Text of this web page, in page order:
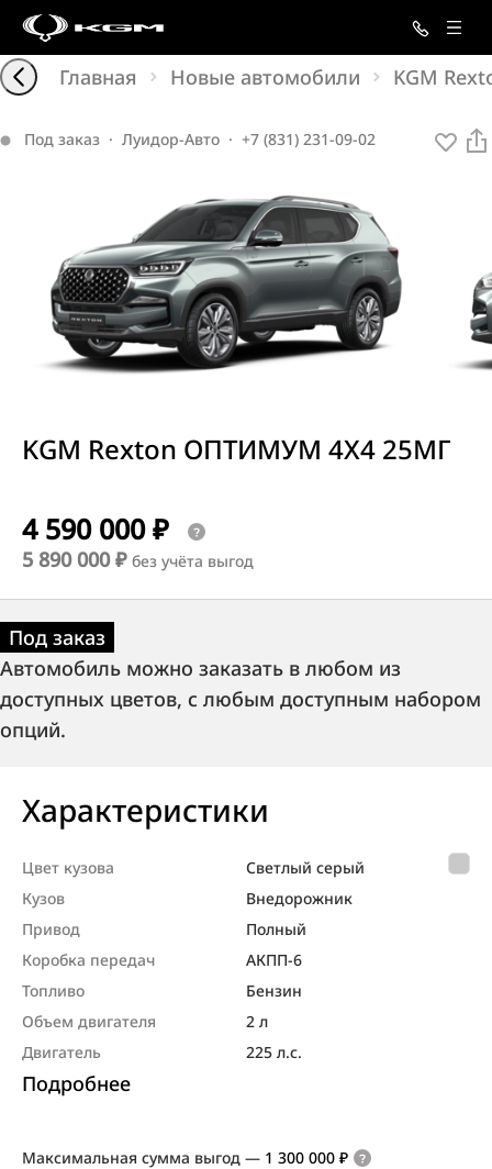
Главная Новые автомобили KGM
Под заказ · Луидор-Авто · +7 (831) 231-09-02
KGM Rexton ОПТИМУМ 4X4 25МГ
4 590 000 ₽
5 890 000 ₽ без учёта выгод
Под заказ
Автомобиль можно заказать в любом из
доступных цветов, с любым доступным набором
опций.
Характеристики
Цвет кузова
Светлый серый
Кузов
Внедорож­ник
Привод
Полный
Коробка передач
АКПП-6
Топливо
Бензин
Объем двигателя
2 л
Двигатель
225 л.с.
Подробнее
Максимальная сумма выгод — 1 300 000 ₽